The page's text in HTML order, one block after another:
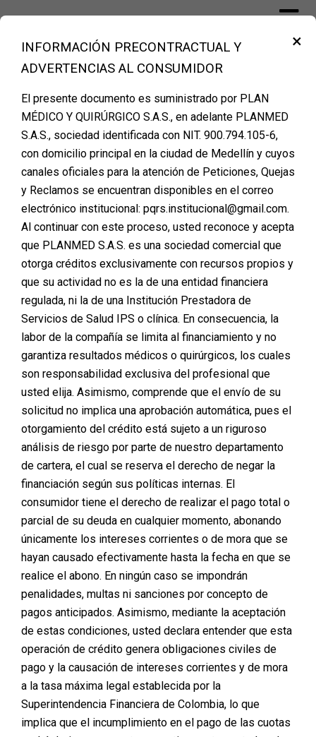
contentFinanciación Cirugía Plástica Medellín –
PLANMED
Categoría:Financiación de cirugía
plasticas
AGENDA TU CITA DE
VALORACION
Posted onmarzo 31, 2026
AGENDA TU CITA DE
VALORACION
Posted onmarzo 31, 2026
AGENDA TU CITA DE
VALORACION
Posted onmarzo 31, 2026
×
INFORMACIÓN PRECONTRACTUAL Y
ADVERTENCIAS AL CONSUMIDOR
El presente documento es suministrado por PLAN
MÉDICO Y QUIRÚRGICO S.A.S., en adelante PLANMED
S.A.S., sociedad identificada con NIT. 900.794.105-6,
con domicilio principal en la ciudad de Medellín y cuyos
canales oficiales para la atención de Peticiones, Quejas
y Reclamos se encuentran disponibles en el correo
electrónico institucional: pqrs.institucional@gmail.com.
Al continuar con este proceso, usted reconoce y acepta
que PLANMED S.A.S. es una sociedad comercial que
otorga créditos exclusivamente con recursos propios y
que su actividad no es la de una entidad financiera
regulada, ni la de una Institución Prestadora de
Servicios de Salud IPS o clínica. En consecuencia, la
labor de la compañía se limita al financiamiento y no
garantiza resultados médicos o quirúrgicos, los cuales
son responsabilidad exclusiva del profesional que
usted elija. Asimismo, comprende que el envío de su
solicitud no implica una aprobación automática, pues el
otorgamiento del crédito está sujeto a un riguroso
análisis de riesgo por parte de nuestro departamento
de cartera, el cual se reserva el derecho de negar la
financiación según sus políticas internas. El
consumidor tiene el derecho de realizar el pago total o
parcial de su deuda en cualquier momento, abonando
únicamente los intereses corrientes o de mora que se
hayan causado efectivamente hasta la fecha en que se
realice el abono. En ningún caso se impondrán
penalidades, multas ni sanciones por concepto de
pagos anticipados. Asimismo, mediante la aceptación
de estas condiciones, usted declara entender que esta
operación de crédito genera obligaciones civiles de
pago y la causación de intereses corrientes y de mora
a la tasa máxima legal establecida por la
Superintendencia Financiera de Colombia, lo que
implica que el incumplimiento en el pago de las cuotas